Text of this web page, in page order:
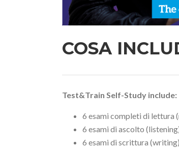
COSA
Test&Train Self-Study include:
6 esami completi di lettura
6 esami di ascolto
6 esami di scrittura